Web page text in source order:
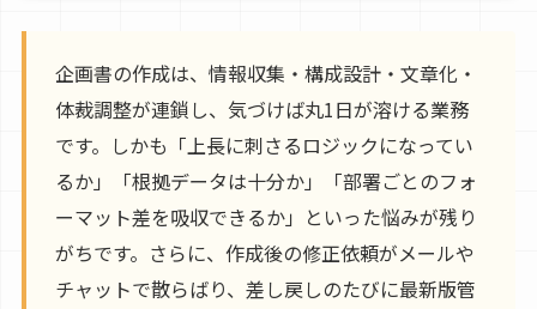
企画書の作成は、情報収集・構成設計・文章化・
体裁調整が連鎖し、気づけば丸1日が溶ける業務
です。しかも「上長に刺さるロジックになってい
るか」「根拠データは十分か」「部署ごとのフォ
ーマット差を吸収できるか」といった悩みが残り
がちです。さらに、作成後の修正依頼がメールや
チャットで散らばり、差し戻しのたびに最新版管